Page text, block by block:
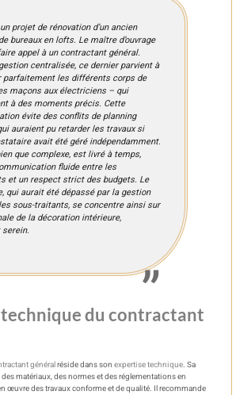
projet de rénovation d’un ancien
bureaux en lofts. Le maître d’ouvrage
appel à un contractant général.
centralisée, ce dernier parvient à
parfaitement les différents corps de
maçons aux électriciens – qui
à des moments précis. Cette
évite des conflits de planning
auraient pu retarder les travaux si
avait été géré indépendamment.
que complexe, est livré à temps,
fluide entre les
et un respect strict des budgets. Le
qui aurait été dépassé par la gestion
sous-traitants, se concentre ainsi sur
de la décoration intérieure,
technique du contractant
généralréside dans son expertise technique. Sa
matériaux, des normes et des réglementations en
œuvre des travaux conforme et de qualité. Il recommande